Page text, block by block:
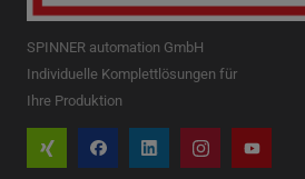
SPINNER automation GmbH
Individuelle Komplettlösungen für
Ihre Produktion